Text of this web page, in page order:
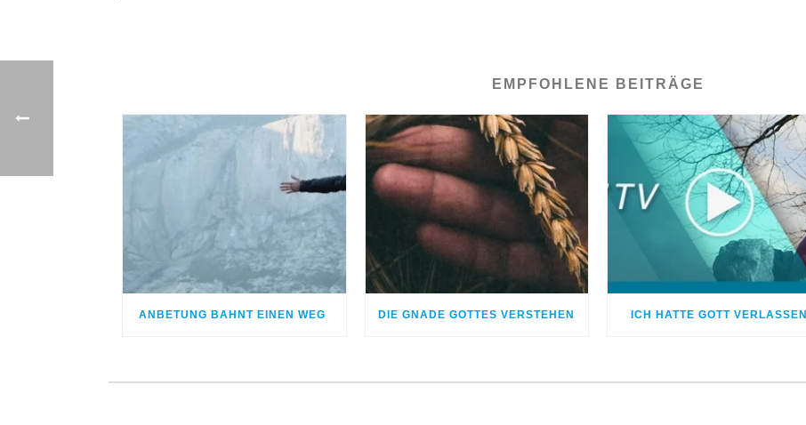
EMPFOHLENE BEITRÄGE
ANBETUNG BAHNT EINEN WEG DIE GNADE GOTTES VERSTEHEN ICH HATTE GOTT VERLASSEN